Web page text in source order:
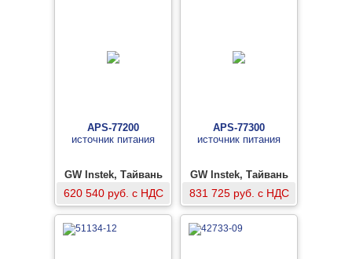
APS-77200
источник питания
GW Instek, Тайвань
620 540 руб. с НДС
APS-77300
источник питания
GW Instek, Тайвань
831 725 руб. с НДС